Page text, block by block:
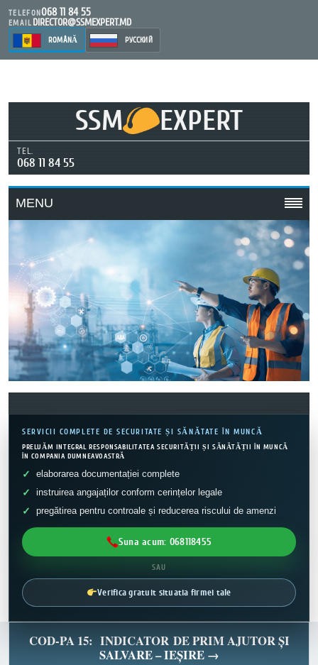
TELEFON068 11 84 55
EMAIL DIRECTOR@SSMEXPERT.MD
ROMÂNĂ РУССКИЙ
SSM EXPERT
TEL.
068 11 84 55
MENU
SERVICII COMPLETE DE SECURITATE ȘI SĂNĂTATE ÎN MUNCĂ
PRELUĂM INTEGRAL RESPONSABILITATEA SECURITĂȚII ȘI SĂNĂTĂȚII ÎN MUNCĂ
ÎN COMPANIA DUMNEAVOASTRĂ
elaborarea documentației complete
instruirea angajaților conform cerințelor legale
pregătirea pentru controale și reducerea riscului de amenzi
Suna acum: 068118455
SAU
Verifica gratuit situatia firmei tale
COD-PA 15: INDICATOR DE PRIM AJUTOR ȘI
SALVARE – IEȘIRE →